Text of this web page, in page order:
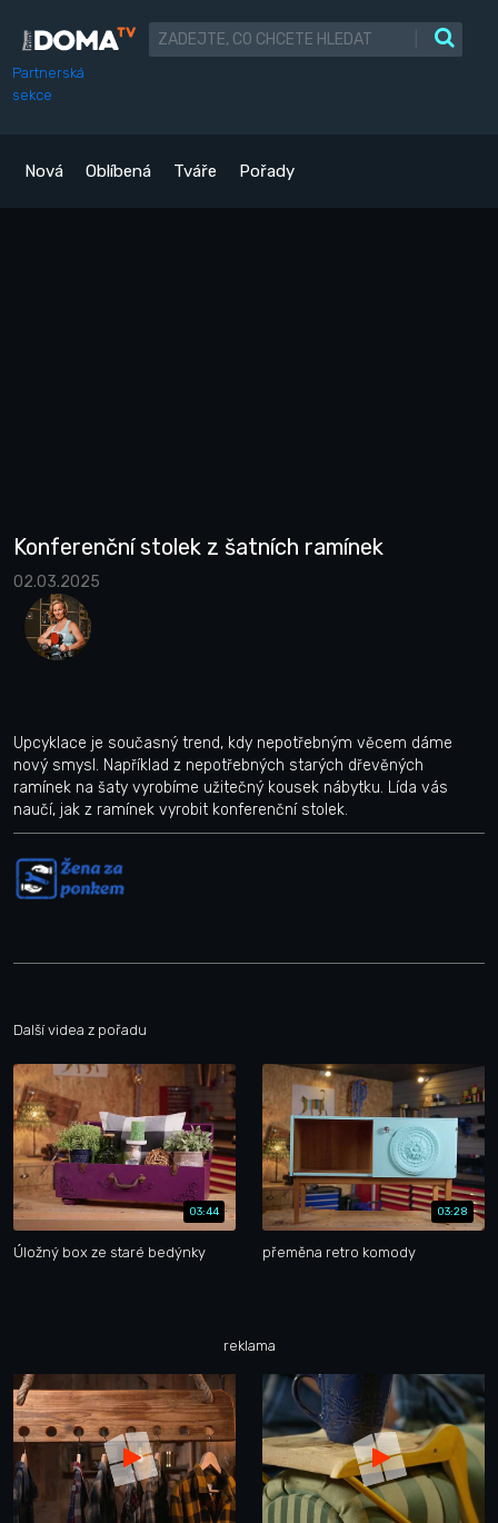
Partnerská
sekce
Nová Oblíbená Tváře Pořady
Konferenční stolek z šatních ramínek
02.03.2025
Upcyklace je současný trend, kdy nepotřebným věcem dáme
nový smysl. Například z nepotřebných starých dřevěných
ramínek na šaty vyrobíme užitečný kousek nábytku. Lída vás
naučí, jak z ramínek vyrobit konferenční stolek.
Další videa z pořadu
03:44
Úložný box ze staré bedýnky
03:28
přeměna retro komody
reklama